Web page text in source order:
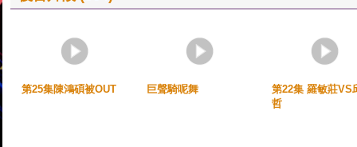
第25集陳鴻碩被OUT 巨聲騎呢舞
第22集 羅敏莊VS
哲